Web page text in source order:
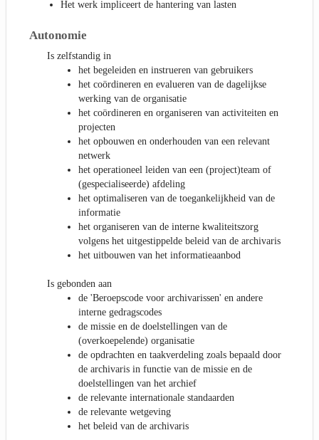
Het werk impliceert de hantering van lasten
Autonomie
Is zelfstandig in
het begeleiden en instrueren van gebruikers
het coördineren en evalueren van de dagelijkse
werking van de organisatie
het coördineren en organiseren van activiteiten en
projecten
het opbouwen en onderhouden van een relevant
netwerk
het operationeel leiden van een (project)team of
(gespecialiseerde) afdeling
het optimaliseren van de toegankelijkheid van de
informatie
het organiseren van de interne kwaliteitszorg
volgens het uitgestippelde beleid van de archivaris
het uitbouwen van het informatieaanbod
Is gebonden aan
de 'Beroepscode voor archivarissen' en andere
interne gedragscodes
de missie en de doelstellingen van de
(overkoepelende) organisatie
de opdrachten en taakverdeling zoals bepaald door
de archivaris in functie van de missie en de
doelstellingen van het archief
de relevante internationale standaarden
de relevante wetgeving
het beleid van de archivaris